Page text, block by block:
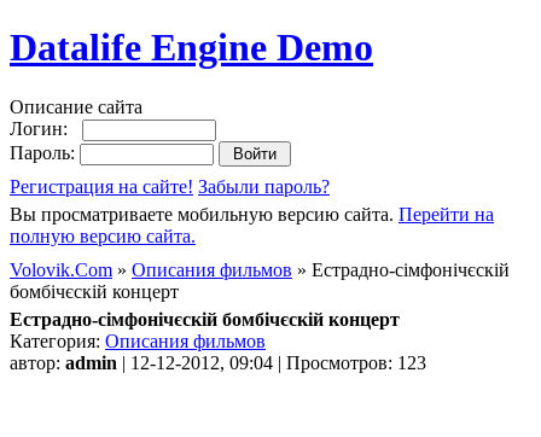
Datalife Engine Demo
Описание сайта
Логин:
Пароль:
Регистрация на сайте! Забыли пароль?
Вы просматриваете мобильную версию сайта. Перейти на
полную версию сайта.
Volovik.Com » Описания фильмов » Естрадно-сімфонічєскій
бомбічєскій концерт
Естрадно-сімфонічєскій бомбічєскій концерт
Категория: Описания фильмов
автор: admin | 12-12-2012, 09:04 | Просмотров: 123